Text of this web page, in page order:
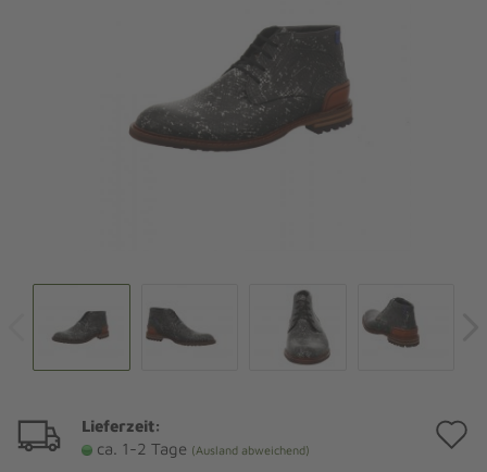
Lieferzeit:
ca. 1-2 Tage (Ausland abweichend)